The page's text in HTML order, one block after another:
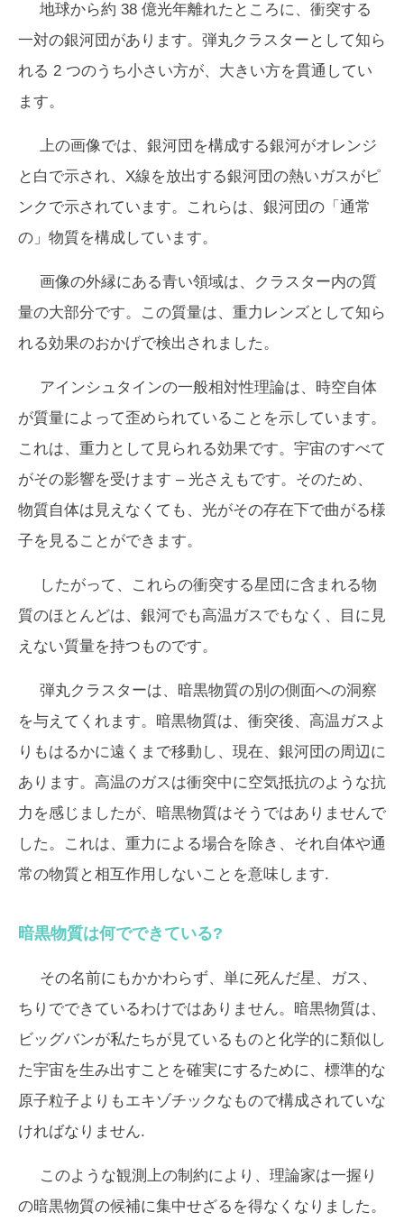
地球から約 38 億光年離れたところに、衝突する
一対の銀河団があります。弾丸クラスターとして知ら
れる 2 つのうち小さい方が、大きい方を貫通してい
ます。
上の画像では、銀河団を構成する銀河がオレンジ
と白で示され、X線を放出する銀河団の熱いガスがピ
ンクで示されています。これらは、銀河団の「通常
の」物質を構成しています。
画像の外縁にある青い領域は、クラスター内の質
量の大部分です。この質量は、重力レンズとして知ら
れる効果のおかげで検出されました。
アインシュタインの一般相対性理論は、時空自体
が質量によって歪められていることを示しています。
これは、重力として見られる効果です。宇宙のすべて
がその影響を受けます – 光さえもです。そのため、
物質自体は見えなくても、光がその存在下で曲がる様
子を見ることができます。
したがって、これらの衝突する星団に含まれる物
質のほとんどは、銀河でも高温ガスでもなく、目に見
えない質量を持つものです。
弾丸クラスターは、暗黒物質の別の側面への洞察
を与えてくれます。暗黒物質は、衝突後、高温ガスよ
りもはるかに遠くまで移動し、現在、銀河団の周辺に
あります。高温のガスは衝突中に空気抵抗のような抗
力を感じましたが、暗黒物質はそうではありませんで
した。これは、重力による場合を除き、それ自体や通
常の物質と相互作用しないことを意味します.
暗黒物質は何でできている?
その名前にもかかわらず、単に死んだ星、ガス、
ちりでできているわけではありません。暗黒物質は、
ビッグバンが私たちが見ているものと化学的に類似し
た宇宙を生み出すことを確実にするために、標準的な
原子粒子よりもエキゾチックなもので構成されていな
ければなりません.
このような観測上の制約により、理論家は一握り
の暗黒物質の候補に集中せざるを得なくなりました。